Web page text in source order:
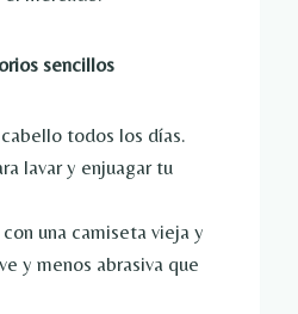
sencillos
todos los días.
lavar y enjuagar tu
una camiseta vieja y
y menos abrasiva que